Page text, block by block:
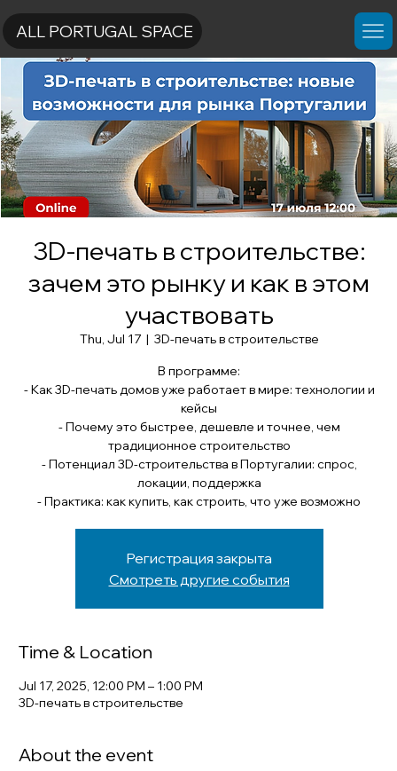
ALL PORTUGAL SPACE
3D-печать в строительстве:
зачем это рынку и как в этом
участвовать
Thu, Jul 17
  |
3D-печать в строительстве
В программе:
- Как 3D-печать домов уже работает в мире: технологии и
кейсы
- Почему это быстрее, дешевле и точнее, чем
традиционное строительство
- Потенциал 3D-строительства в Португалии: спрос,
локации, поддержка
- Практика: как купить, как строить, что уже возможно
Регистрация закрыта
Смотреть другие события
Time & Location
Jul 17, 2025, 12:00 PM – 1:00 PM
3D-печать в строительстве
About the event